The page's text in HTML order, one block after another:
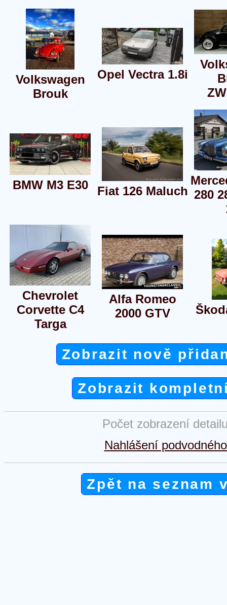
Volkswagen
Brouk
Opel Vectra 1.8i
BMW M3 E30 Fiat 126 Maluch 280
Chevrolet
Corvette C4
Targa
Alfa Romeo
2000 GTV
Zobrazit nově
Zobrazit
Počet zobrazení
Nahlášení
Zpět na seznam